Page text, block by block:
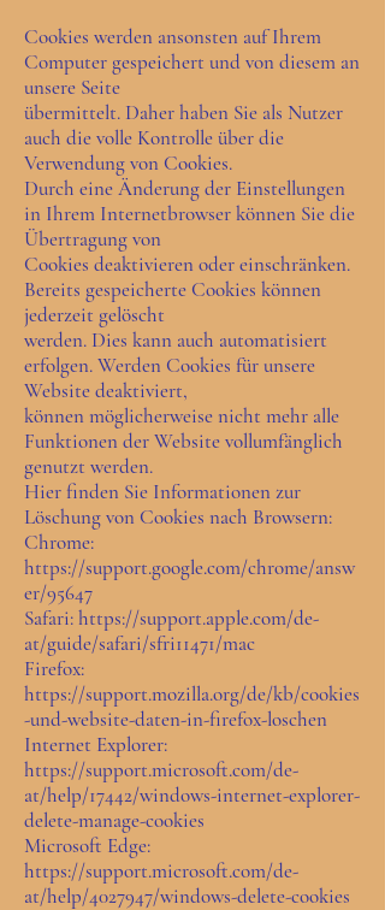
Cookies werden ansonsten auf Ihrem
Computer gespeichert und von diesem an
unsere Seite
übermittelt. Daher haben Sie als Nutzer
auch die volle Kontrolle über die
Verwendung von Cookies.
Durch eine Änderung der Einstellungen
in Ihrem Internetbrowser können Sie die
Übertragung von
Cookies deaktivieren oder einschränken.
Bereits gespeicherte Cookies können
jederzeit gelöscht
werden. Dies kann auch automatisiert
erfolgen. Werden Cookies für unsere
Website deaktiviert,
können möglicherweise nicht mehr alle
Funktionen der Website vollumfänglich
genutzt werden.
Hier finden Sie Informationen zur
Löschung von Cookies nach Browsern:
Chrome:
https://support.google.com/chrome/answ
er/95647
Safari: https://support.apple.com/de-
at/guide/safari/sfri11471/mac
Firefox:
https://support.mozilla.org/de/kb/cookies
-und-website-daten-in-firefox-loschen
Internet Explorer:
https://support.microsoft.com/de-
at/help/17442/windows-internet-explorer-
delete-manage-cookies
Microsoft Edge:
https://support.microsoft.com/de-
at/help/4027947/windows-delete-cookies